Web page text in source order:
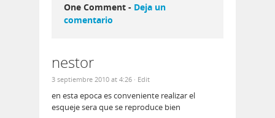
One Comment - Deja un
comentario
nestor
3 septiembre 2010 at 4:26 · Edit
en esta epoca es conveniente realizar el
esqueje sera que se reproduce bien